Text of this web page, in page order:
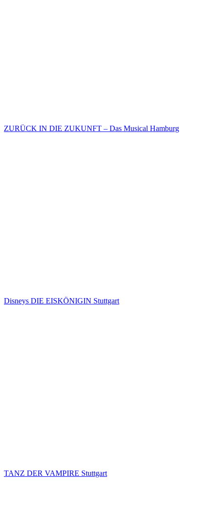
ZURÜCK IN DIE ZUKUNFT – Das Musical Hamburg
Disneys DIE EISKÖNIGIN Stuttgart
TANZ DER VAMPIRE Stuttgart